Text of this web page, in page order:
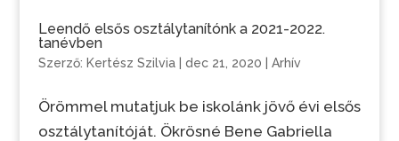
Leendő elsős osztálytanítónk a 2021-2022.
tanévben
Szerző: Kertész Szilvia| dec 21, 2020 Arhív
Örömmel mutatjuk be iskolánk jövő évi elsős
osztálytanítóját. Ökrösné Bene Gabriella